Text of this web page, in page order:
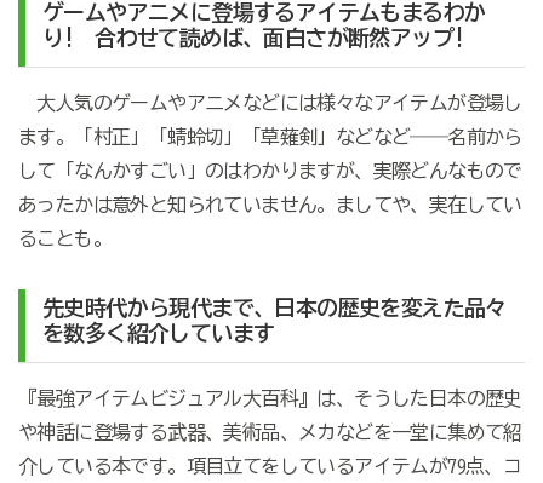
ゲームやアニメに登場するアイテムもまるわか
り! 合わせて読めば、面白さが断然アップ!
大人気のゲームやアニメなどには様々なアイテムが登場し
ます。「村正」「蜻蛉切」「草薙剣」などなど――名前から
して「なんかすごい」のはわかりますが、実際どんなもので
あったかは意外と知られていません。ましてや、実在してい
ることも。
先史時代から現代まで、日本の歴史を変えた品々
を数多く紹介しています
『最強アイテムビジュアル大百科』は、そうした日本の歴史
や神話に登場する武器、美術品、メカなどを一堂に集めて紹
介している本です。項目立てをしているアイテムが79点、コ